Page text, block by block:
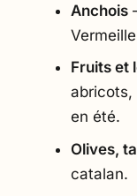
Anchois
Fruits et
abricots,
en été.
Olives,
catalan.